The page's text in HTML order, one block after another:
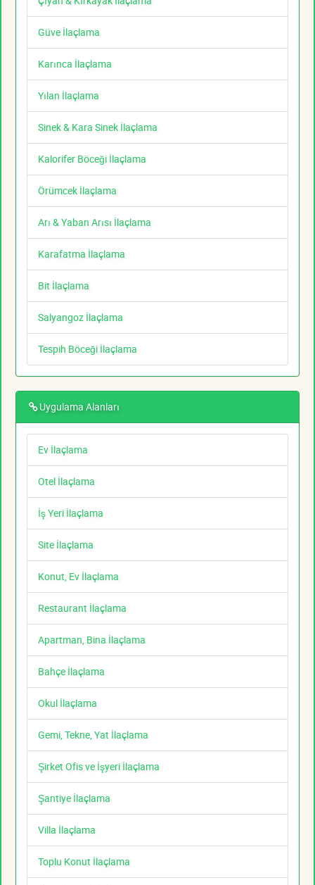
Güve İlaçlama
Karınca İlaçlama
Yılan İlaçlama
Sinek & Kara Sinek İlaçlama
Kalorifer Böceği İlaçlama
Örümcek İlaçlama
Arı & Yaban Arısı İlaçlama
Karafatma İlaçlama
Bit İlaçlama
Salyangoz İlaçlama
Tespih Böceği İlaçlama
Uygulama Alanları
Ev İlaçlama
Otel İlaçlama
İş Yeri İlaçlama
Site İlaçlama
Konut, Ev İlaçlama
Restaurant İlaçlama
Apartman, Bina İlaçlama
Bahçe İlaçlama
Okul İlaçlama
Gemi, Tekne, Yat İlaçlama
Şirket Ofis ve İşyeri İlaçlama
Şantiye İlaçlama
Villa İlaçlama
Toplu Konut İlaçlama